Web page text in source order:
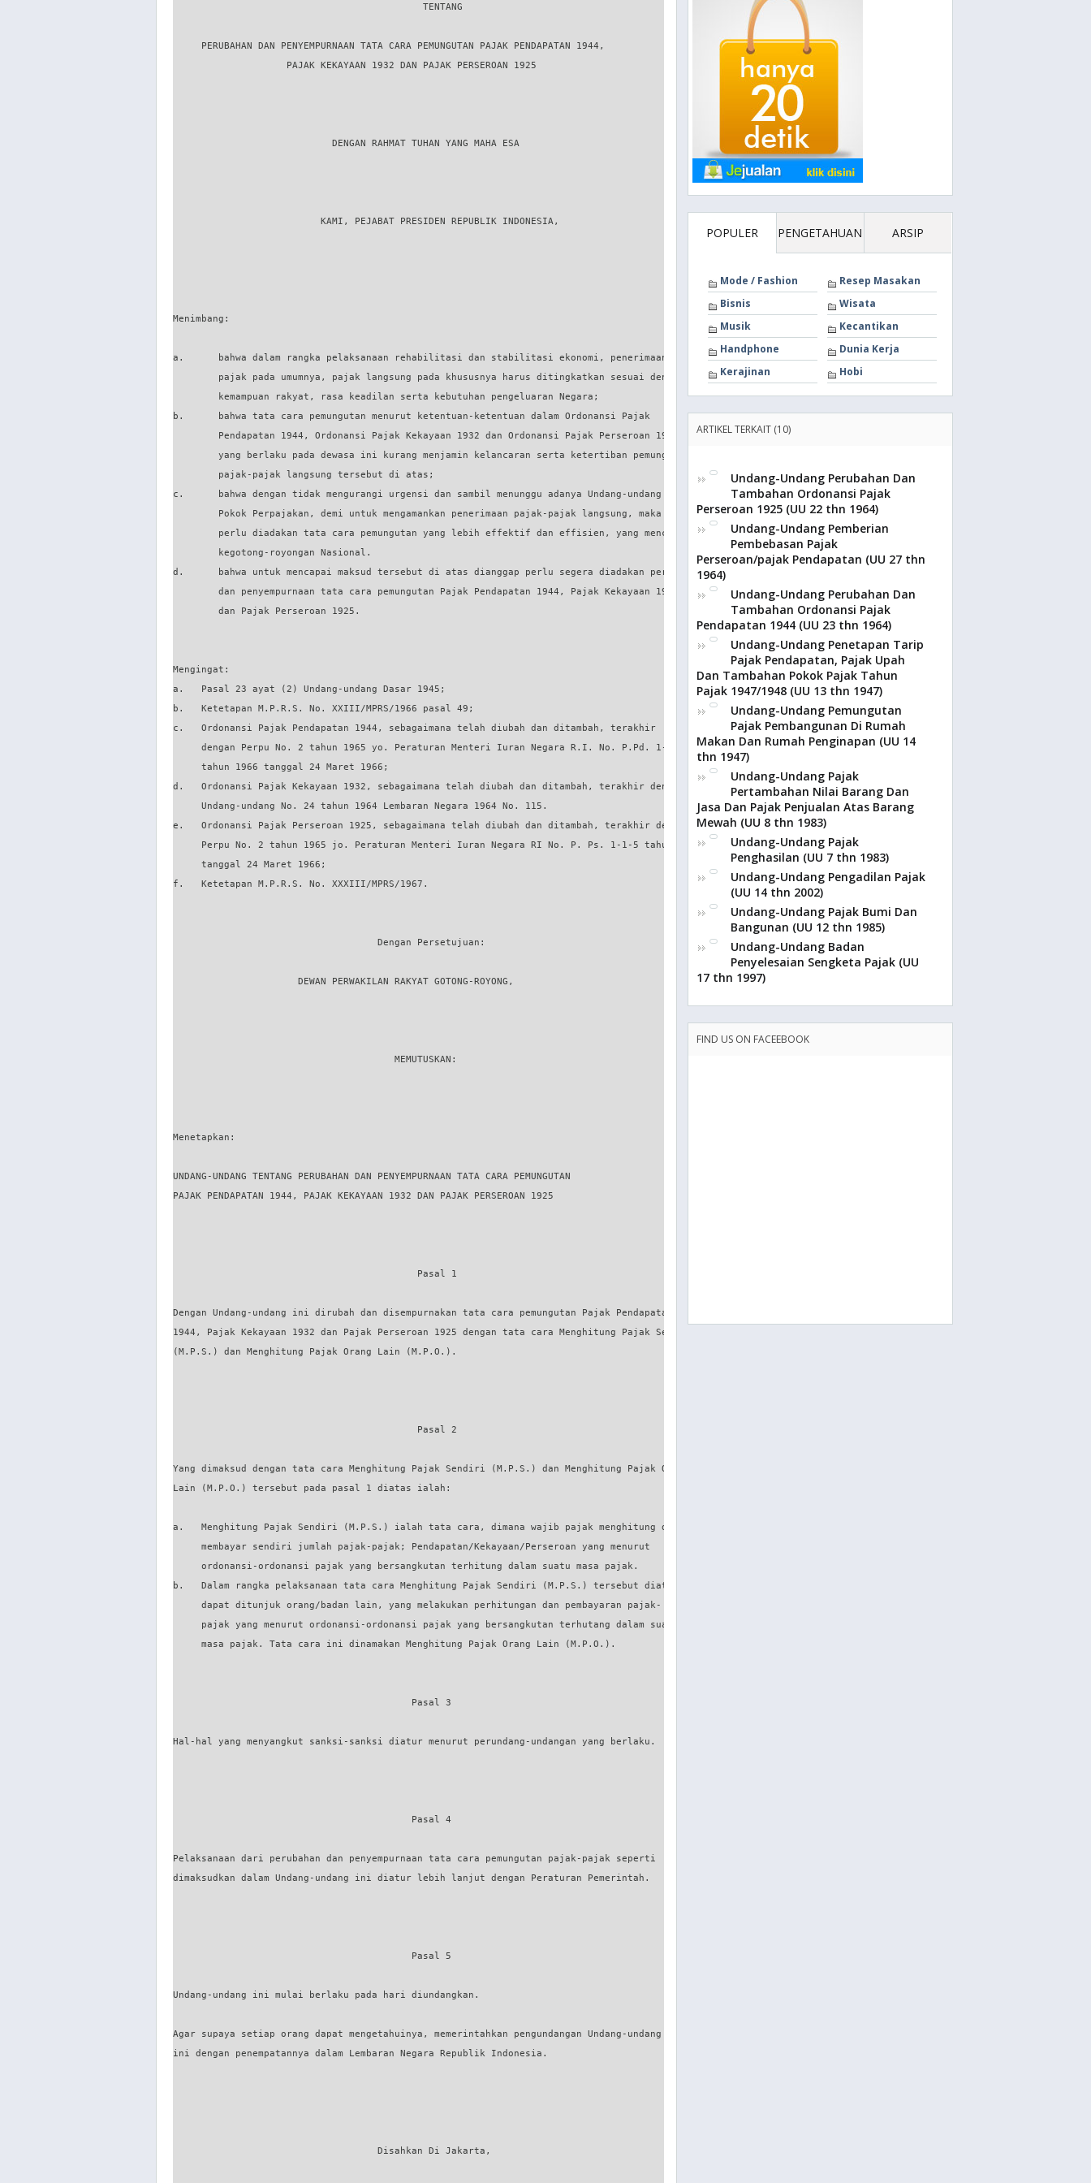
POPULER PENGETAHUAN ARSIP
Mode / Fashion
Resep Masakan
Bisnis
Wisata
Musik
Kecantikan
Handphone
Dunia Kerja
Kerajinan
Hobi
ARTIKEL TERKAIT (10)
Undang-Undang Perubahan Dan
Tambahan Ordonansi Pajak
Perseroan 1925 (UU 22 thn 1964)
Undang-Undang Pemberian
Pembebasan Pajak
Perseroan/pajak Pendapatan (UU 27 thn
1964)
Undang-Undang Perubahan Dan
Tambahan Ordonansi Pajak
Pendapatan 1944 (UU 23 thn 1964)
Undang-Undang Penetapan Tarip
Pajak Pendapatan, Pajak Upah
Dan Tambahan Pokok Pajak Tahun
Pajak 1947/1948 (UU 13 thn 1947)
Undang-Undang Pemungutan
Pajak Pembangunan Di Rumah
Makan Dan Rumah Penginapan (UU 14
thn 1947)
Undang-Undang Pajak
Pertambahan Nilai Barang Dan
Jasa Dan Pajak Penjualan Atas Barang
Mewah (UU 8 thn 1983)
Undang-Undang Pajak
Penghasilan (UU 7 thn 1983)
Undang-Undang Pengadilan Pajak
(UU 14 thn 2002)
Undang-Undang Pajak Bumi Dan
Bangunan (UU 12 thn 1985)
Undang-Undang Badan
Penyelesaian Sengketa Pajak (UU
17 thn 1997)
FIND US ON FACEEBOOK